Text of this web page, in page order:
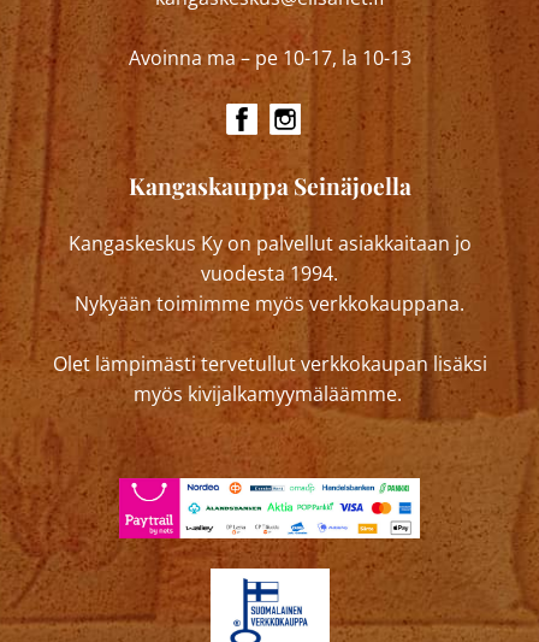
Avoinna ma – pe 10-17, la 10-13
Kangaskauppa Seinäjoella
Kangaskeskus Ky on palvellut asiakkaitaan jo
vuodesta 1994.
Nykyään toimimme myös verkkokauppana.
Olet lämpimästi tervetullut verkkokaupan lisäksi
myös kivijalkamyymäläämme.